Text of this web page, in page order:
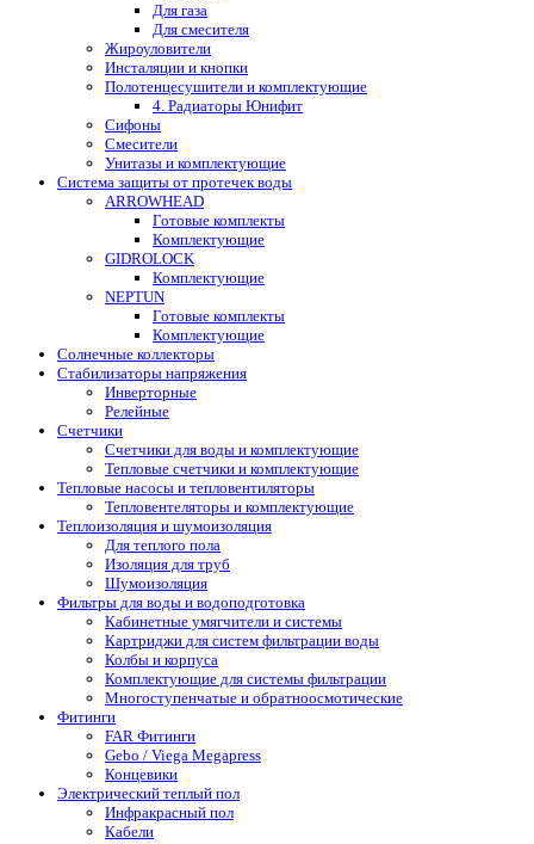
Для газа
Для смесителя
Жироуловители
Инсталяции и кнопки
Полотенцесушители и комплектующие
4. Радиаторы Юнифит
Сифоны
Смесители
Унитазы и комплектующие
Система защиты от протечек воды
ARROWHEAD
Готовые комплекты
Комплектующие
GIDROLOCK
Комплектующие
NEPTUN
Готовые комплекты
Комплектующие
Солнечные коллекторы
Стабилизаторы напряжения
Инверторные
Релейные
Счетчики
Счетчики для воды и комплектующие
Тепловые счетчики и комплектующие
Тепловые насосы и тепловентиляторы
Тепловентеляторы и комплектующие
Теплоизоляция и шумоизоляция
Для теплого пола
Изоляция для труб
Шумоизоляция
Фильтры для воды и водоподготовка
Кабинетные умягчители и системы
Картриджи для систем фильтрации воды
Колбы и корпуса
Комплектующие для системы фильтрации
Многоступенчатые и обратноосмотические
Фитинги
FAR Фитинги
Gebo / Viega Megapress
Концевики
Электрический теплый пол
Инфракрасный пол
Кабели